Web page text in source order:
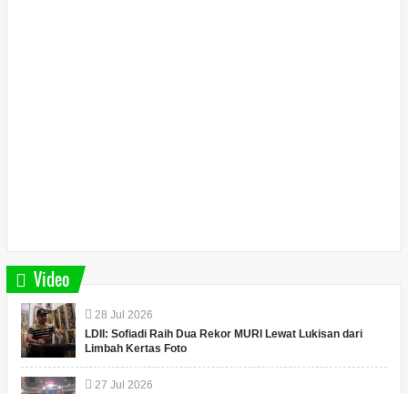
Video
28 Jul 2026
LDII: Sofiadi Raih Dua Rekor MURI Lewat Lukisan dari
Limbah Kertas Foto
27 Jul 2026